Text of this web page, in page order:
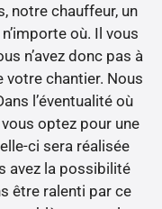
notre chauffeur, un
où. Il vous
n’avez donc pas à
chantier. Nous
l’éventualité où
optez pour une
ci sera réalisée
avez la possibilité
être ralenti par ce